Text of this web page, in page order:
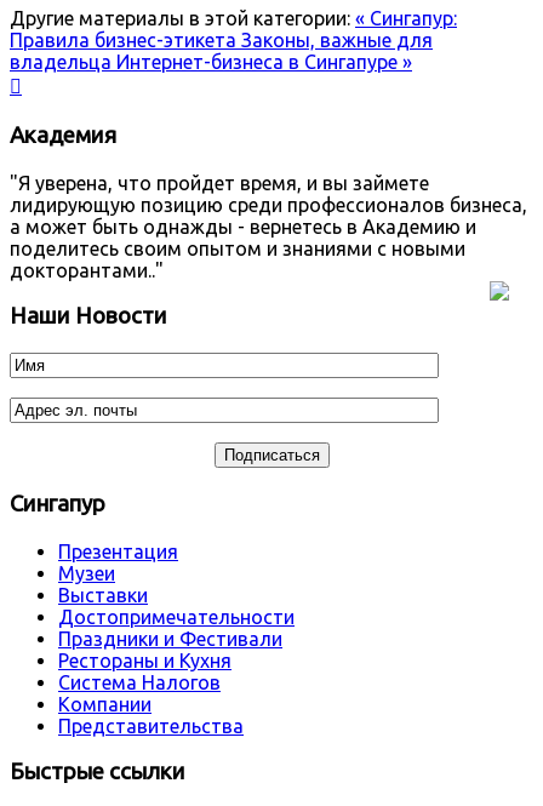
Другие материалы в этой категории: « Сингапур:
Правила бизнес-этикета Законы, важные для
владельца Интернет-бизнеса в Сингапуре »

Академия
"Я уверена, что пройдет время, и вы займете
лидирующую позицию среди профессионалов бизнеса,
а может быть однажды - вернетесь в Академию и
поделитесь своим опытом и знаниями с новыми
докторантами.."
Наши Новости
Сингапур
Презентация
Музеи
Выставки
Достопримечательности
Праздники и Фестивали
Рестораны и Кухня
Система Налогов
Компании
Представительства
Быстрые ссылки